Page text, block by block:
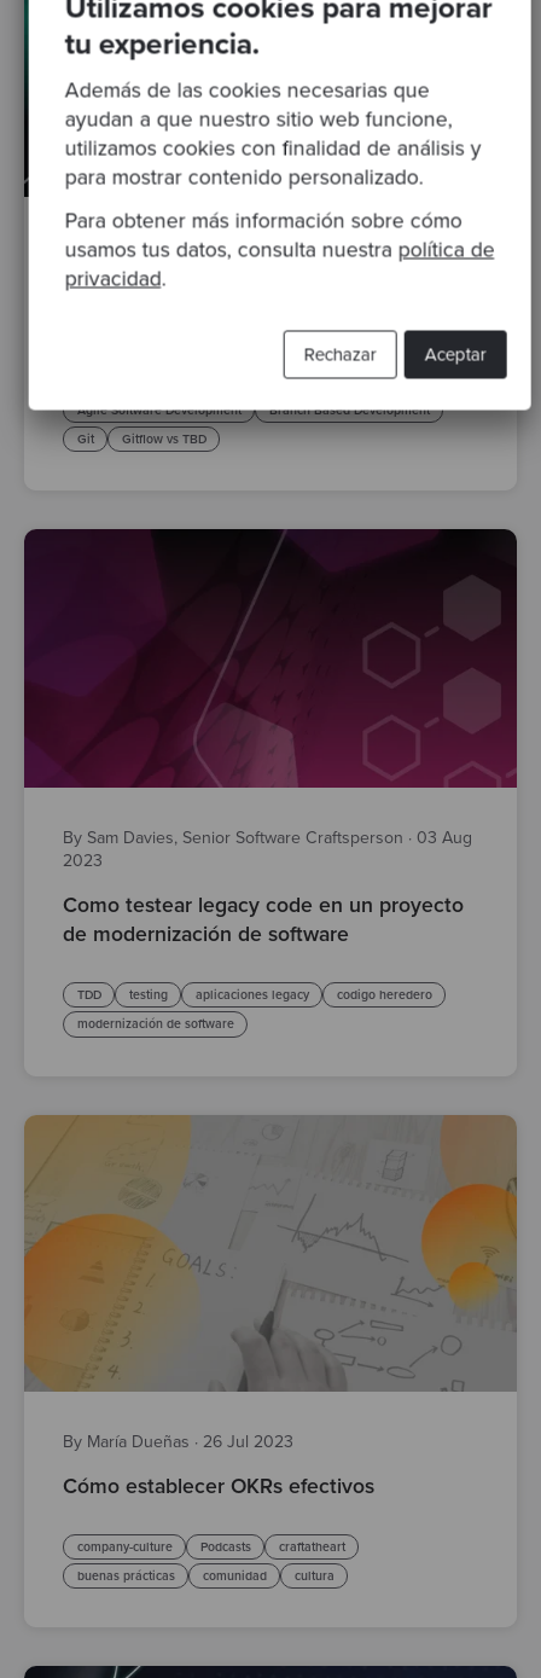
Utilizamos cookies para mejorar
tu experiencia.
Además de las cookies necesarias que
ayudan a que nuestro sitio web funcione,
utilizamos cookies con finalidad de análisis y
para mostrar contenido personalizado.
Para obtener más información sobre cómo
usamos tus datos, consulta nuestra política de
privacidad.
Aceptar
Rechazar
By Codurance Insights · 08 Aug 2023
Trunk-Based Development: potenciando
Trunk Based Development
Agile Software Development
Branch Based Development
Git
Gitflow vs TBD
By Sam Davies, Senior Software Craftsperson · 03 Aug
2023
Como testear legacy code en un proyecto
de modernización de software
TDD testing aplicaciones legacy
codigo heredero
modernización de software
By María Dueñas · 26 Jul 2023
Cómo establecer OKRs efectivos
company-culture Podcasts
craftatheart
buenas prácticas
comunidad cultura